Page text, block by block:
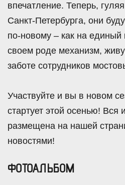
впечатление. Теперь,
Санкт-Петербурга, они
по-новому – как на единый
своем роде механизм,
заботе сотрудников
Участвуйте и вы в новом
стартует этой осенью! Вся
размещена на нашей
новостями!
ФОТОАЛЬБОМ